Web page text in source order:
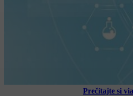
Prečítajte si